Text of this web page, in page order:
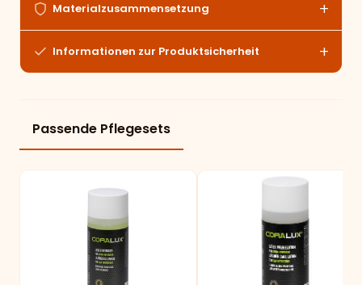
Materialzusammensetzung
Informationen zur Produktsicherheit
Passende Pflegesets